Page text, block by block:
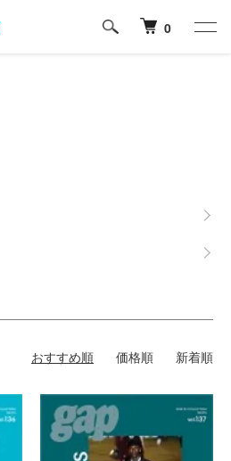
0
おすすめ順 価格順 新着順